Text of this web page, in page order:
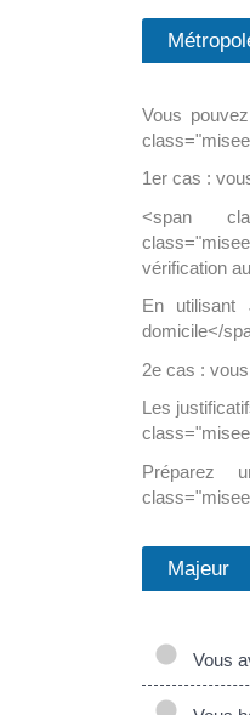
Vous
1er cas :
<span
vérification
En utilisant
domicile</
2e cas :
Les
Préparez
Majeur
Vous
le déploiement? A ce